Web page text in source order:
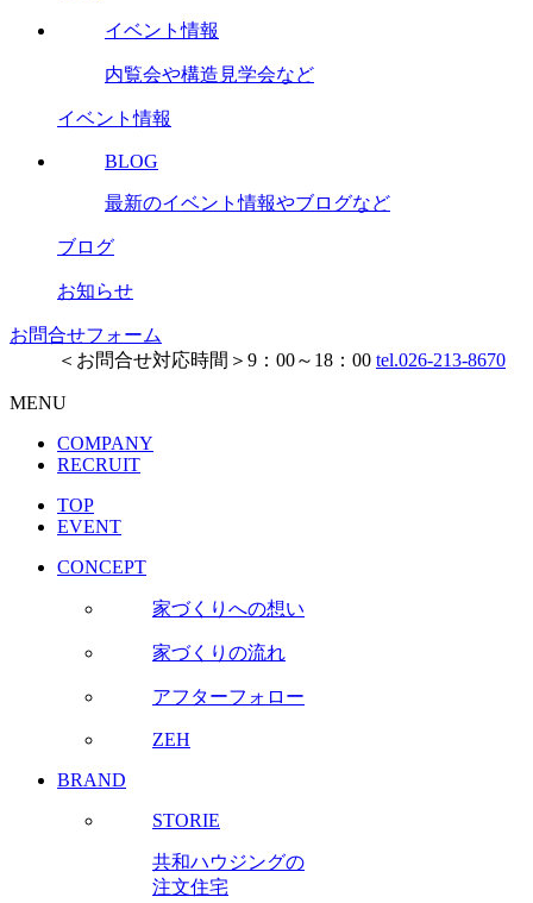
イベント情報
内覧会や構造見学会など
イベント情報
BLOG
最新のイベント情報やブログなど
ブログ
お知らせ
お問合せフォーム
＜お問合せ対応時間＞9：00～18：00 tel.026-213-8670
MENU
COMPANY
RECRUIT
TOP
EVENT
CONCEPT
家づくりへの想い
家づくりの流れ
アフターフォロー
ZEH
BRAND
STORIE
共和ハウジングの
注文住宅